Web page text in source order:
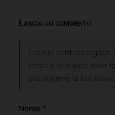
Lascia un commento
I campi
Email e sito web sono
proteggere la tua
Nome *